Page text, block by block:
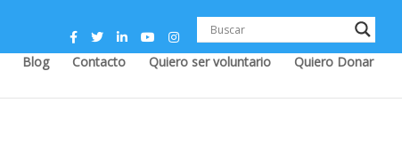
Blog Contacto Quiero ser voluntario Quiero Donar